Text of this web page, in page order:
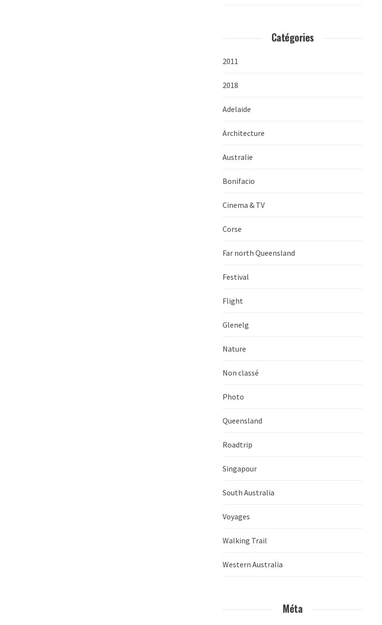
Catégories
2011
2018
Adelaide
Architecture
Australie
Bonifacio
Cinema & TV
Corse
Far north Queensland
Festival
Flight
Glenelg
Nature
Non classé
Photo
Queensland
Roadtrip
Singapour
South Australia
Voyages
Walking Trail
Western Australia
Méta